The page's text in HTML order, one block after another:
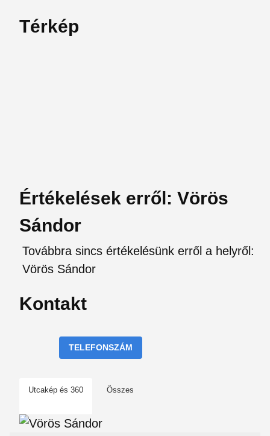
Térkép
Értékelések erről: Vörös
Sándor
Továbbra sincs értékelésünk erről a helyről:
Vörös Sándor
Kontakt
TELEFONSZÁM
Utcakép és 360 Összes